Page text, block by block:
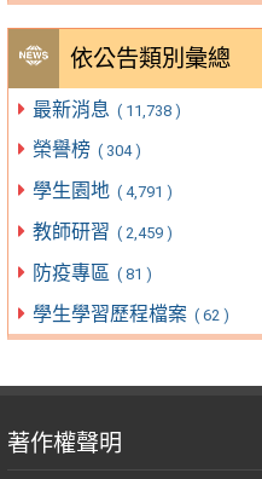
依公告類別彙總
最新消息 ( 11,738 )
榮譽榜 ( 304 )
學生園地 ( 4,791 )
教師研習 ( 2,459 )
防疫專區 ( 81 )
學生學習歷程檔案 ( 62 )
著作權聲明